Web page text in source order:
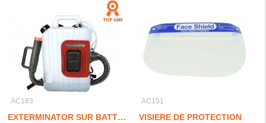
AC183
EXTERMINATOR SUR BATTERIE
AC151
VISIERE DE PROTECTION